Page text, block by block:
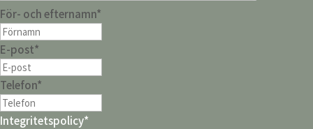
För- och efternamn*
E-post*
Telefon*
Integritetspolicy*